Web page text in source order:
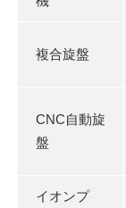
複合旋盤
CNC自動旋
盤
イオンプ